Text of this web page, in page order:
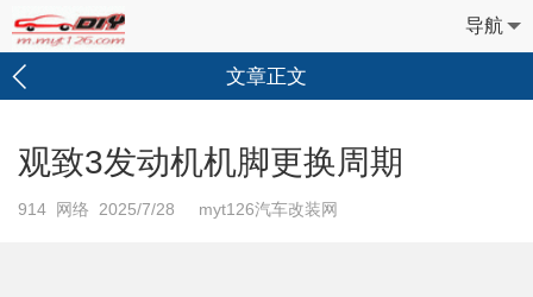
导航
文章正文
观致3发动机机脚更换周期
914 网络 2025/7/28 myt126汽车改装网